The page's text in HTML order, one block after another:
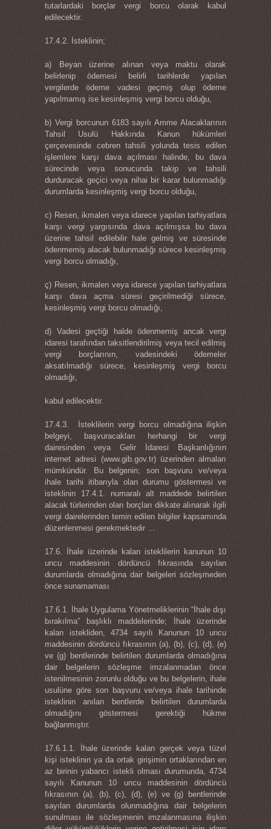
tutarlardaki borçlar vergi borcu olarak kabul
edilecektir.
17.4.2. İsteklinin;
a) Beyan üzerine alınan veya maktu olarak
belirlenip ödemesi belirli tarihlerde yapılan
vergilerde ödeme vadesi geçmiş olup ödeme
yapılmamış ise kesinleşmiş vergi borcu olduğu,
b) Vergi borcunun 6183 sayılı Amme Alacaklarının
Tahsil Usulü Hakkında Kanun hükümleri
çerçevesinde cebren tahsili yolunda tesis edilen
işlemlere karşı dava açılması halinde, bu dava
sürecinde veya sonucunda takip ve tahsili
durduracak geçici veya nihai bir karar bulunmadığı
durumlarda kesinleşmiş vergi borcu olduğu,
c) Resen, ikmalen veya idarece yapılan tarhiyatlara
karşı vergi yargısında dava açılmışsa bu dava
üzerine tahsil edilebilir hale gelmiş ve süresinde
ödenmemiş alacak bulunmadığı sürece kesinleşmiş
vergi borcu olmadığı,
ç) Resen, ikmalen veya idarece yapılan tarhiyatlara
karşı dava açma süresi geçirilmediği sürece,
kesinleşmiş vergi borcu olmadığı,
d) Vadesi geçtiği halde ödenmemiş ancak vergi
idaresi tarafından taksitlendirilmiş veya tecil edilmiş
vergi borçlarının, vadesindeki ödemeler
aksatılmadığı sürece, kesinleşmiş vergi borcu
olmadığı,
kabul edilecektir.
17.4.3. İsteklilerin vergi borcu olmadığına ilişkin
belgeyi, başvuracakları herhangi bir vergi
dairesinden veya Gelir İdaresi Başkanlığının
internet adresi (www.gib.gov.tr) üzerinden almaları
mümkündür. Bu belgenin; son başvuru ve/veya
ihale tarihi itibarıyla olan durumu göstermesi ve
isteklinin 17.4.1. numaralı alt maddede belirtilen
alacak türlerinden olan borçları dikkate alınarak ilgili
vergi dairelerinden temin edilen bilgiler kapsamında
düzenlenmesi gerekmektedir …
17.6. İhale üzerinde kalan isteklilerin kanunun 10
uncu maddesinin dördüncü fıkrasında sayılan
durumlarda olmadığına dair belgeleri sözleşmeden
önce sunamaması
17.6.1. İhale Uygulama Yönetmeliklerinin “İhale dışı
bırakılma” başlıklı maddelerinde; İhale üzerinde
kalan istekliden, 4734 sayılı Kanunun 10 uncu
maddesinin dördüncü fıkrasının (a), (b), (c), (d), (e)
ve (g) bentlerinde belirtilen durumlarda olmadığına
dair belgelerin sözleşme imzalanmadan önce
istenilmesinin zorunlu olduğu ve bu belgelerin, ihale
usulüne göre son başvuru ve/veya ihale tarihinde
isteklinin anılan bentlerde belirtilen durumlarda
olmadığını göstermesi gerektiği hükme
bağlanmıştır.
17.6.1.1. İhale üzerinde kalan gerçek veya tüzel
kişi isteklinin ya da ortak girişimin ortaklarından en
az birinin yabancı istekli olması durumunda, 4734
sayılı Kanunun 10 uncu maddesinin dördüncü
fıkrasının (a), (b), (c), (d), (e) ve (g) bentlerinde
sayılan durumlarda olunmadığına dair belgelerin
sunulması ile sözleşmenin imzalanmasına ilişkin